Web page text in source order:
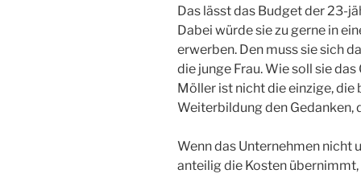
Das lässt das Budget der 23-
Dabei würde sie zu gerne in
erwerben. Den muss sie sich
die junge Frau. Wie soll sie
Möller ist nicht die einzige, die
Weiterbildung den Gedanken,
Wenn das Unternehmen
anteilig die Kosten